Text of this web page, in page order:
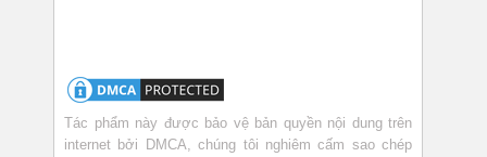
Tác phẩm này được bảo vệ bản quyền nội dung trên
internet bởi DMCA, chúng tôi nghiêm cấm sao chép